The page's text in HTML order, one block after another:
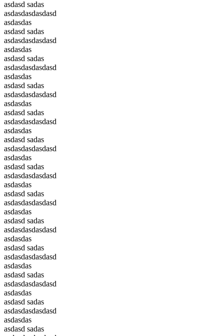
asdasd sadas
asdasdasdasdasd
asdasdas
asdasd sadas
asdasdasdasdasd
asdasdas
asdasd sadas
asdasdasdasdasd
asdasdas
asdasd sadas
asdasdasdasdasd
asdasdas
asdasd sadas
asdasdasdasdasd
asdasdas
asdasd sadas
asdasdasdasdasd
asdasdas
asdasd sadas
asdasdasdasdasd
asdasdas
asdasd sadas
asdasdasdasdasd
asdasdas
asdasd sadas
asdasdasdasdasd
asdasdas
asdasd sadas
asdasdasdasdasd
asdasdas
asdasd sadas
asdasdasdasdasd
asdasdas
asdasd sadas
asdasdasdasdasd
asdasdas
asdasd sadas